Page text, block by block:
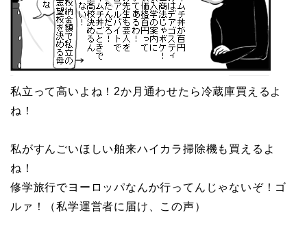
私立って高いよね！2か月通わせたら冷蔵庫買えるよ
ね！
私がすんごいほしい舶来ハイカラ掃除機も買えるよ
ね！
修学旅行でヨーロッパなんか行ってんじゃないぞ！ゴ
ルァ！（私学運営者に届け、この声）